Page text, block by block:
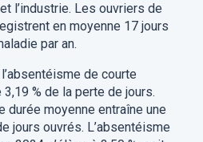
l’industrie. Les ouvriers de
en moyenne 17 jours
par an.
l’absentéisme de courte
% de la perte de jours.
durée moyenne entraîne une
jours ouvrés. L’absentéisme